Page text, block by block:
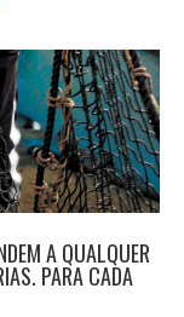
A QUALQUER
PARA CADA